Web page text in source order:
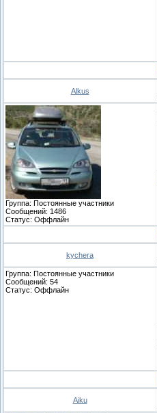
Alkus
Группа: Постоянные участники
Сообщений: 1486
Статус: Оффлайн
kychera
Группа: Постоянные участники
Сообщений: 54
Статус: Оффлайн
Aiku